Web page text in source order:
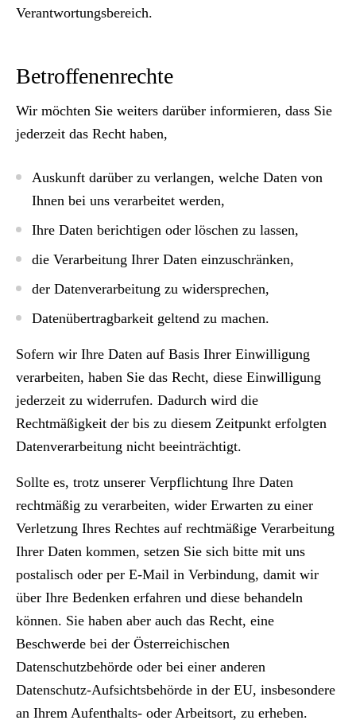
Verantwortungsbereich.
Betroffenenrechte
Wir möchten Sie weiters darüber informieren, dass Sie
jederzeit das Recht haben,
Auskunft darüber zu verlangen, welche Daten von
Ihnen bei uns verarbeitet werden,
Ihre Daten berichtigen oder löschen zu lassen,
die Verarbeitung Ihrer Daten einzuschränken,
der Datenverarbeitung zu widersprechen,
Datenübertragbarkeit geltend zu machen.
Sofern wir Ihre Daten auf Basis Ihrer Einwilligung
verarbeiten, haben Sie das Recht, diese Einwilligung
jederzeit zu widerrufen. Dadurch wird die
Rechtmäßigkeit der bis zu diesem Zeitpunkt erfolgten
Datenverarbeitung nicht beeinträchtigt.
Sollte es, trotz unserer Verpflichtung Ihre Daten
rechtmäßig zu verarbeiten, wider Erwarten zu einer
Verletzung Ihres Rechtes auf rechtmäßige Verarbeitung
Ihrer Daten kommen, setzen Sie sich bitte mit uns
postalisch oder per E-Mail in Verbindung, damit wir
über Ihre Bedenken erfahren und diese behandeln
können. Sie haben aber auch das Recht, eine
Beschwerde bei der Österreichischen
Datenschutzbehörde oder bei einer anderen
Datenschutz-Aufsichtsbehörde in der EU, insbesondere
an Ihrem Aufenthalts- oder Arbeitsort, zu erheben.